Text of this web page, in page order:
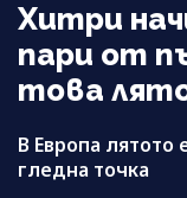
Хитри
пари от
това
В Европа лятото
гледна точка